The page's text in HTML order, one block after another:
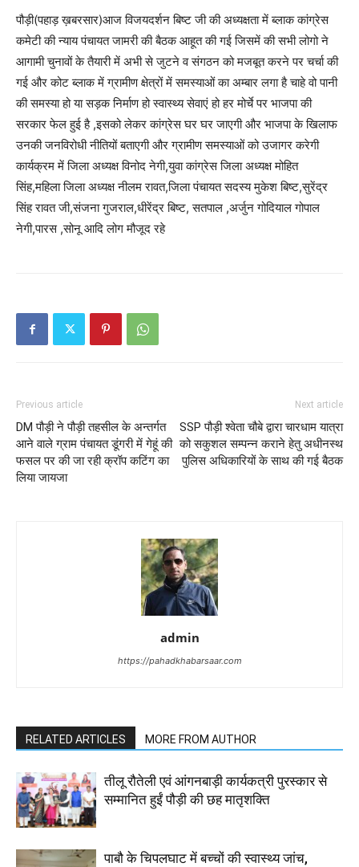
पौड़ी(पहाड़ ख़बरसार)आज विजयदर्शन बिष्ट जी की अध्यक्षता में ब्लाक कांग्रेस
कमेटी की न्याय पंचायत जामरी की बैठक आहूत की गई जिसमें की सभी लोगो ने
आगामी चुनावों के तैयारी में अभी से जुटने व संगठन को मजबूत करने पर चर्चा की
गई और कोट ब्लाक में ग्रामीण क्षेत्रों में समस्याओं का अम्बार लगा है चाहे वो पानी
की समस्या हो या सड़क निर्माण हो स्वास्थ्य सेवाएं हो हर मोर्चे पर भाजपा की
सरकार फेल हुई है ,इसको लेकर कांग्रेस घर घर जाएगी और भाजपा के खिलाफ
उनकी जनविरोधी नीतियों बताएगी और ग्रामीण समस्याओं को उजागर करेगी
कार्यक्रम में जिला अध्यक्ष विनोद नेगी,युवा कांग्रेस जिला अध्यक्ष मोहित
सिंह,महिला जिला अध्यक्ष नीलम रावत,जिला पंचायत सदस्य मुकेश बिष्ट,सुरेंद्र
सिंह रावत जी,संजना गुजराल,धीरेंद्र बिष्ट, सतपाल ,अर्जुन गोदियाल गोपाल
नेगी,पारस ,सोनू आदि लोग मौजूद रहे
Previous article
DM पौड़ी ने पौड़ी तहसील के अन्तर्गत
आने वाले ग्राम पंचायत डूंगरी में गेहूं की
फसल पर की जा रही क्रॉप कटिंग का
लिया जायजा
Next article
SSP पौड़ी श्वेता चौबे द्वारा चारधाम यात्रा
को सकुशल सम्पन्न कराने हेतु अधीनस्थ
पुलिस अधिकारियों के साथ की गई बैठक
admin
https://pahadkhabarsaar.com
RELATED ARTICLES MORE FROM AUTHOR
तीलू रौतेली एवं आंगनबाड़ी कार्यकत्री पुरस्कार से
सम्मानित हुईं पौड़ी की छह मातृशक्ति
पाबौ के चिपलघाट में बच्चों की स्वास्थ्य जांच,